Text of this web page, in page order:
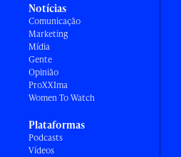
Notícias
Comunicação
Marketing
Mídia
Gente
Opinião
ProXXIma
Women To Watch
Plataformas
Podcasts
Vídeos